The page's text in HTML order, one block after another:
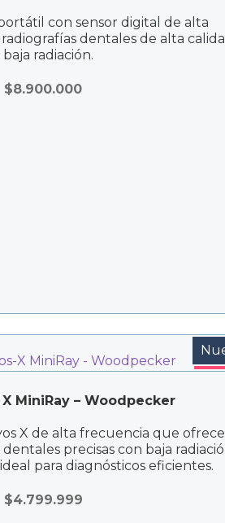
con sensor digital de alta
dentales de alta
baja radiación.
$8.900.000
MiniRay – Woodpecker
X de alta frecuencia que ofrece
precisas con baja
para diagnósticos eficientes.
$4.799.999